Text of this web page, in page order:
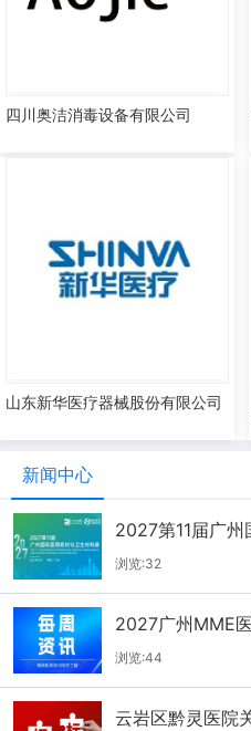
四川奥洁消毒设备有限公司
山东新华医疗器械股份有限公司
新闻中心
2027第11届广
会（2026.7.21-
浏览:32
2027广州MME
1-27日）
浏览:44
云岩区黔灵医院